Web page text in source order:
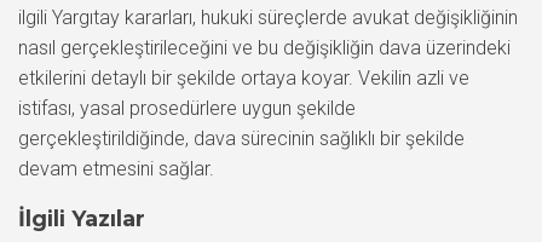
ilgili Yargıtay kararları, hukuki süreçlerde avukat değişikliğinin
nasıl gerçekleştirileceğini ve bu değişikliğin dava üzerindeki
etkilerini detaylı bir şekilde ortaya koyar. Vekilin azli ve
istifası, yasal prosedürlere uygun şekilde
gerçekleştirildiğinde, dava sürecinin sağlıklı bir şekilde
devam etmesini sağlar.
İlgili Yazılar